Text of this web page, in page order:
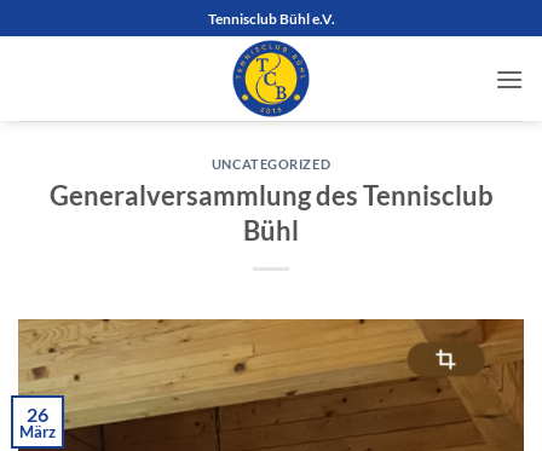
Inhalt
Tennisclub Bühl e.V.
UNCATEGORIZED
Generalversammlung des Tennisclub
Bühl
26
März